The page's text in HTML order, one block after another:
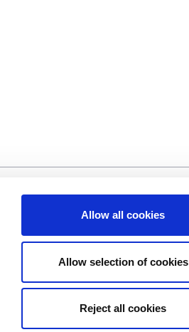
Allow all cookies
Allow selection of cookies
Reject all cookies
©Biscuit International 2023